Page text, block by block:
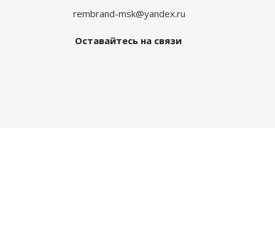
rembrand-msk@yandex.ru
Оставайтесь на связи